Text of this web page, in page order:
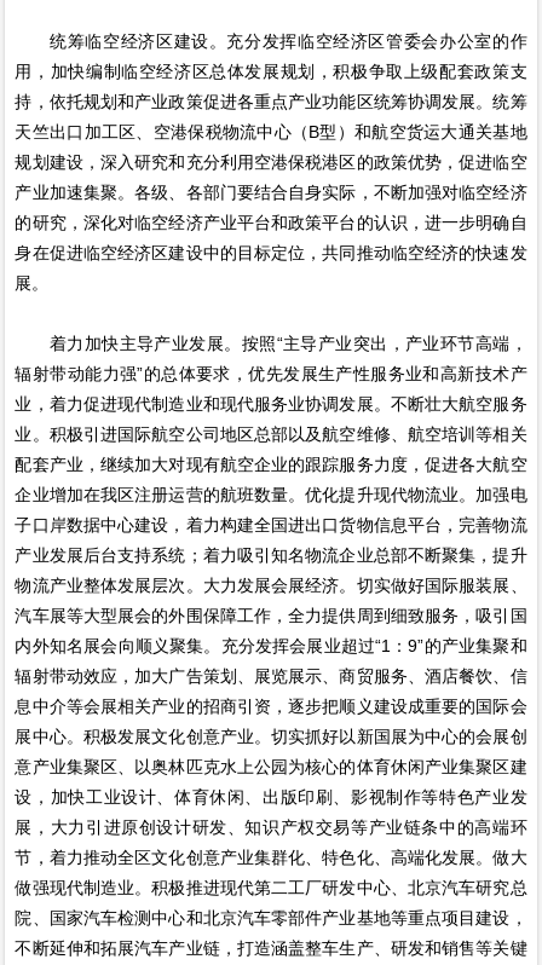
统筹临空经济区建设。充分发挥临空经济区管委会办公室的作
用，加快编制临空经济区总体发展规划，积极争取上级配套政策支
持，依托规划和产业政策促进各重点产业功能区统筹协调发展。统筹
天竺出口加工区、空港保税物流中心（B型）和航空货运大通关基地
规划建设，深入研究和充分利用空港保税港区的政策优势，促进临空
产业加速集聚。各级、各部门要结合自身实际，不断加强对临空经济
的研究，深化对临空经济产业平台和政策平台的认识，进一步明确自
身在促进临空经济区建设中的目标定位，共同推动临空经济的快速发
展。
着力加快主导产业发展。按照“主导产业突出，产业环节高端，
辐射带动能力强”的总体要求，优先发展生产性服务业和高新技术产
业，着力促进现代制造业和现代服务业协调发展。不断壮大航空服务
业。积极引进国际航空公司地区总部以及航空维修、航空培训等相关
配套产业，继续加大对现有航空企业的跟踪服务力度，促进各大航空
企业增加在我区注册运营的航班数量。优化提升现代物流业。加强电
子口岸数据中心建设，着力构建全国进出口货物信息平台，完善物流
产业发展后台支持系统；着力吸引知名物流企业总部不断聚集，提升
物流产业整体发展层次。大力发展会展经济。切实做好国际服装展、
汽车展等大型展会的外围保障工作，全力提供周到细致服务，吸引国
内外知名展会向顺义聚集。充分发挥会展业超过“1：9”的产业集聚和
辐射带动效应，加大广告策划、展览展示、商贸服务、酒店餐饮、信
息中介等会展相关产业的招商引资，逐步把顺义建设成重要的国际会
展中心。积极发展文化创意产业。切实抓好以新国展为中心的会展创
意产业集聚区、以奥林匹克水上公园为核心的体育休闲产业集聚区建
设，加快工业设计、体育休闲、出版印刷、影视制作等特色产业发
展，大力引进原创设计研发、知识产权交易等产业链条中的高端环
节，着力推动全区文化创意产业集群化、特色化、高端化发展。做大
做强现代制造业。积极推进现代第二工厂研发中心、北京汽车研究总
院、国家汽车检测中心和北京汽车零部件产业基地等重点项目建设，
不断延伸和拓展汽车产业链，打造涵盖整车生产、研发和销售等关键